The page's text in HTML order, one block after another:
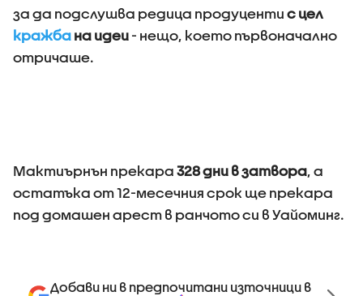
за да подслушва редица продуценти с цел
кражба на идеи - нещо, което първоначално
отричаше.
Мактиърнън прекара 328 дни в затвора, а
остатъка от 12-месечния срок ще прекара
под домашен арест в ранчото си в Уайоминг.
Добави ни в предпочитани източници в